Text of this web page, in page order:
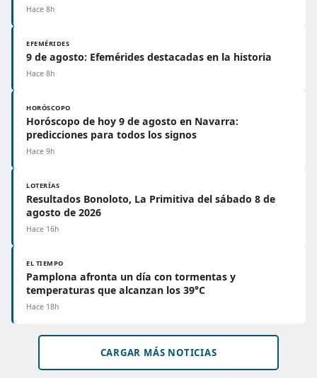
Hace 8h
EFEMÉRIDES
9 de agosto: Efemérides destacadas en la historia
Hace 8h
HORÓSCOPO
Horóscopo de hoy 9 de agosto en Navarra:
predicciones para todos los signos
Hace 9h
LOTERÍAS
Resultados Bonoloto, La Primitiva del sábado 8 de
agosto de 2026
Hace 16h
EL TIEMPO
Pamplona afronta un día con tormentas y
temperaturas que alcanzan los 39°C
Hace 18h
CARGAR MÁS NOTICIAS